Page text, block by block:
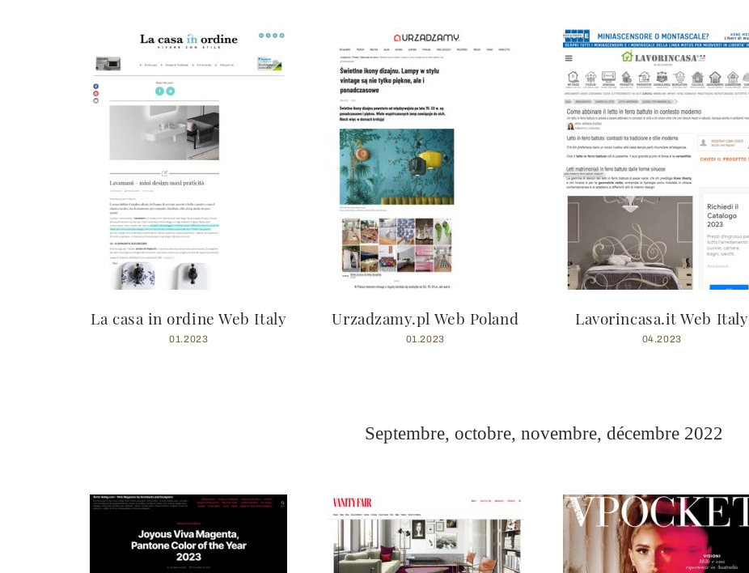
La casa in ordine Web Italy
01.2023
Urzadzamy.pl Web Poland
01.2023
Lavorincasa.it Web Italy
04.2023
Septembre, octobre, novembre, décembre 2022